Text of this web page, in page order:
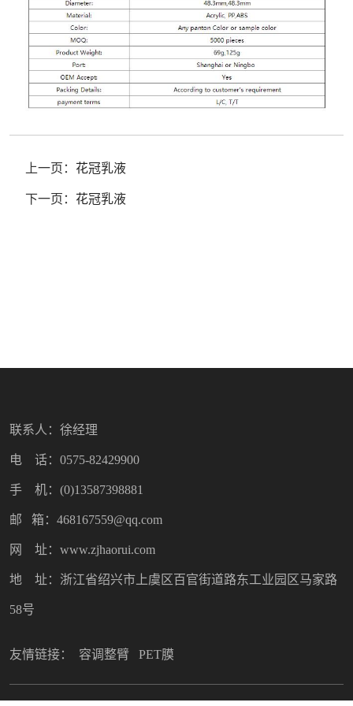
上一页： 花冠乳液
下一页： 花冠乳液
联系人：徐经理
电 话：0575-82429900
手 机：(0)13587398881
邮 箱：468167559@qq.com
网 址：www.zjhaorui.com
地 址：浙江省绍兴市上虞区百官街道路东工业园区马家路
58号
友情链接： 容调整臂 PET膜